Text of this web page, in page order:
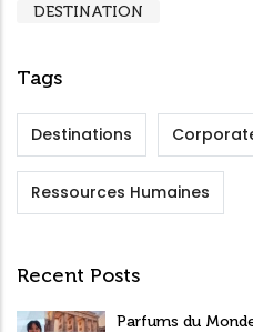
DESTINATION
Tags
Destinations
Ressources Humaines
Recent Posts
Parfums du